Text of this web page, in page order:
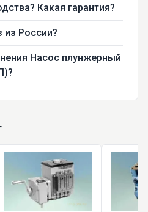
Какая гарантия?
из России?
Насос плунжерный